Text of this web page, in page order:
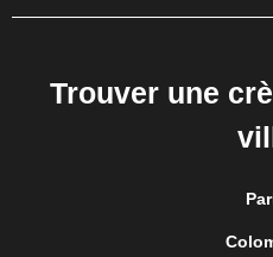
Trouver une